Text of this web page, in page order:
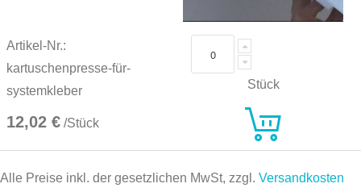
Artikel-Nr.:
kartuschenpresse-für-
systemkleber
12,02 € /Stück
Stück
Alle Preise inkl. der gesetzlichen MwSt, zzgl. Versandkosten